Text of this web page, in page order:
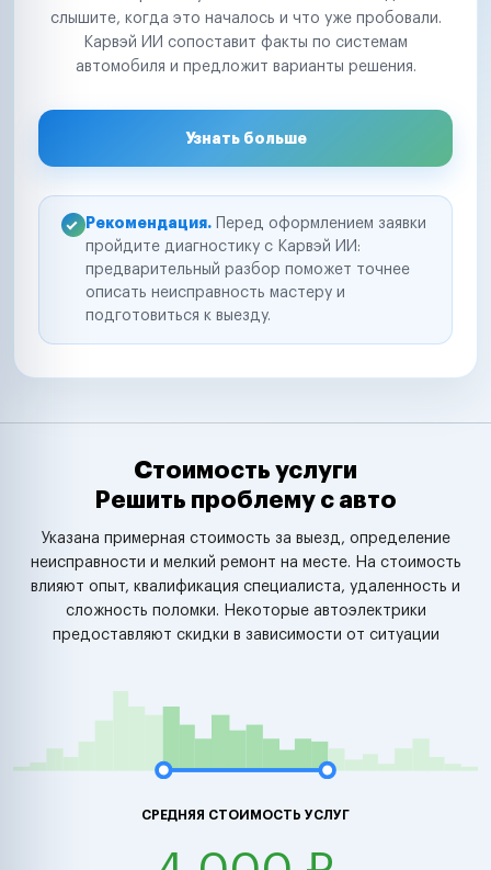
слышите, когда это началось и что уже пробовали.
Карвэй ИИ сопоставит факты по системам
автомобиля и предложит варианты решения.
Узнать больше
Рекомендация. Перед оформлением заявки
пройдите диагностику с Карвэй ИИ:
предварительный разбор поможет точнее
описать неисправность мастеру и
подготовиться к выезду.
Стоимость услуги
Решить проблему с авто
Указана примерная стоимость за выезд, определение
неисправности и мелкий ремонт на месте. На стоимость
влияют опыт, квалификация специалиста, удаленность и
сложность поломки. Некоторые автоэлектрики
предоставляют скидки в зависимости от ситуации
СРЕДНЯЯ СТОИМОСТЬ УСЛУГ